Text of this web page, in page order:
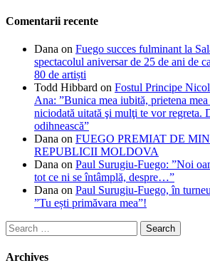
Comentarii recente
Dana on Fuego succes fulminant la
spectacolul aniversar de 25 de ani de
80 de artiști
Todd Hibbard on Fostul Principe
Ana: ”Bunica mea iubită, prietena
niciodată uitată şi mulţi te vor regreta.
odihnească”
Dana on FUEGO PREMIAT DE
REPUBLICII MOLDOVA
Dana on Paul Surugiu-Fuego: ”Noi
tot ce ni se întâmplă, despre…”
Dana on Paul Surugiu-Fuego, în
”Tu ești primăvara mea”!
Search
for:
Archives